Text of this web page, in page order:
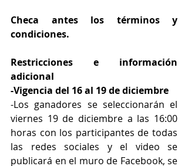
Checa antes los términos y
condiciones.
Restricciones e información
adicional
-Vigencia del 16 al 19 de diciembre
-Los ganadores se seleccionarán el
viernes 19 de diciembre a las 16:00
horas con los participantes de todas
las redes sociales y el video se
publicará en el muro de Facebook, se